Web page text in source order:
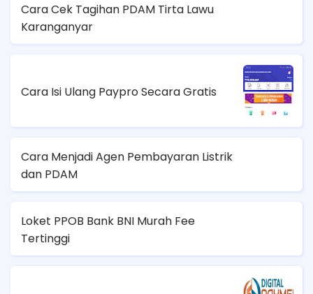
Cara Cek Tagihan PDAM Tirta Lawu
Karanganyar
Cara Isi Ulang Paypro Secara Gratis
Cara Menjadi Agen Pembayaran Listrik
dan PDAM
Loket PPOB Bank BNI Murah Fee
Tertinggi